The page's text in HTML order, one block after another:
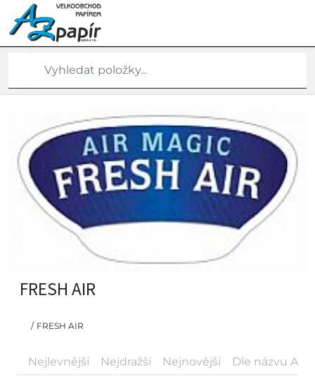
FRESH AIR
/ FRESH AIR
Nejlevnější Nejdražší Nejnovější Dle názvu A-Z